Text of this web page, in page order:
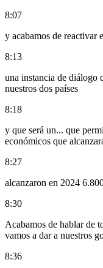
8:07
y acabamos de reactivar
8:13
una instancia de diálogo
nuestros dos países
8:18
y que será un... que
económicos que
8:27
alcanzaron en 2024
8:30
Acabamos de hablar de
vamos a dar a nuestros
8:36